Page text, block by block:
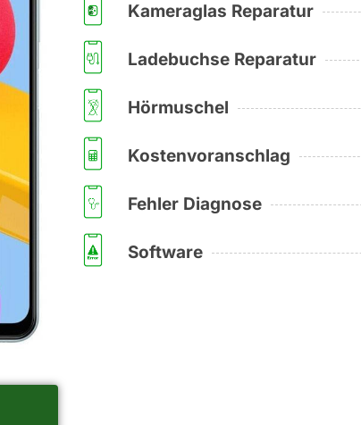
Kameraglas Reparatur
Ladebuchse Reparatur
Hörmuschel
Kostenvoranschlag
Fehler Diagnose
Software